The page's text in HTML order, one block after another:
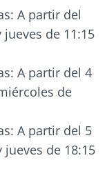
A partir del
de 11:15
A partir del 4
de
A partir del 5
de 18:15